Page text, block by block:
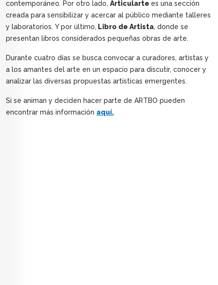
contemporáneo. Por otro lado, Articularte es una sección
creada para sensibilizar y acercar al público mediante talleres
y laboratorios. Y por último, Libro de Artista, donde se
presentan libros considerados pequeñas obras de arte.
Durante cuatro días se busca convocar a curadores, artistas y
a los amantes del arte en un espacio para discutir, conocer y
analizar las diversas propuestas artísticas emergentes.
Si se animan y deciden hacer parte de ARTBO pueden
encontrar más información aquí.